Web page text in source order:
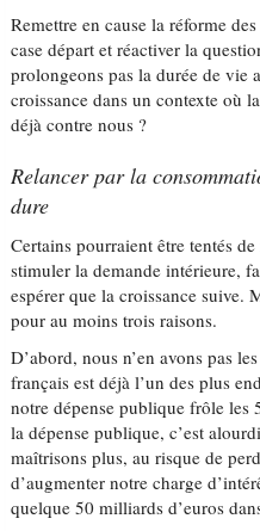
Remettre en cause la réforme
case départ et réactiver la
prolongeons pas la durée de vie
croissance dans un contexte où
déjà contre nous ?
Relancer par la
dure
Certains pourraient être tentés
stimuler la demande intérieure,
espérer que la croissance suive.
pour au moins trois raisons.
D’abord, nous n’en avons pas
français est déjà l’un des plus
notre dépense publique frôle les
la dépense publique, c’est
maîtrisons plus, au risque de
d’augmenter notre charge
quelque 50 milliards d’euros